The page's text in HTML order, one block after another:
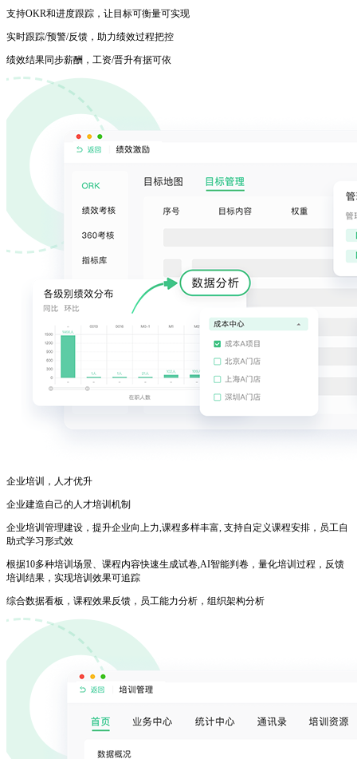
支持OKR和进度跟踪，让目标可衡量可实现
实时跟踪/预警/反馈，助力绩效过程把控
绩效结果同步薪酬，工资/晋升有据可依
企业培训，人才优升
企业建造自己的人才培训机制
企业培训管理建设，提升企业向上力,课程多样丰富, 支持自定义课程安排，员工自
助式学习形式效
根据10多种培训场景、课程内容快速生成试卷,AI智能判卷，量化培训过程，反馈
培训结果，实现培训效果可追踪
综合数据看板，课程效果反馈，员工能力分析，组织架构分析